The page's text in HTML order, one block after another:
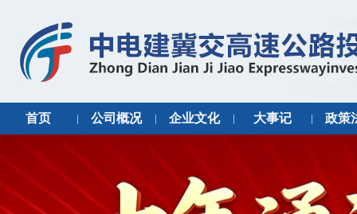
首页 | 公司概况 | 企业文化 | 大事记 | 政策